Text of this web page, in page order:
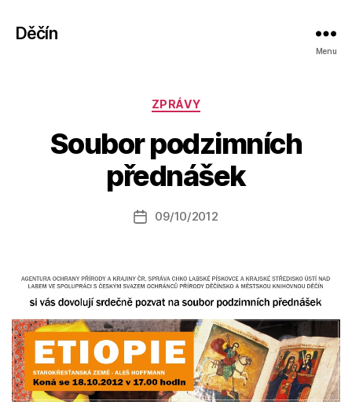
Děčín
Menu
Rubriky
ZPRÁVY
Soubor podzimních
přednášek
Autor
příspěvku
u
t
o
a
o
Datum
09/10/2012